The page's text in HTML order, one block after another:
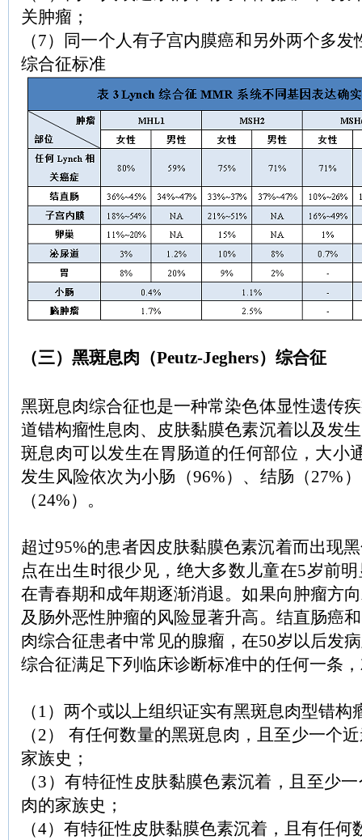
关肿瘤；
（7）同一个人有子宫内膜癌和另外两个多发
综合征标准
（三）黑斑息肉（Peutz-Jeghers）综合征
黑斑息肉综合征也是一种常染色体显性遗传
道错构瘤性息肉、皮肤黏膜色素沉着以及发
斑息肉可以发生在胃肠道的任何部位，大小
发生风险依次为小肠（96%）、结肠（27%
（24%）。
超过95%的患者因皮肤黏膜色素沉着而出现
点在出生时很少见，绝大多数儿童在5岁前
在青春期和成年期逐渐消退。如果向肿瘤方
及肠外恶性肿瘤的风险显著升高。结直肠癌
肉综合征患者中常见的腺瘤，在50岁以后发
综合征满足下列临床诊断标准中的任何一条
（1）两个或以上组织证实有黑斑息肉型错构
（2） 有任何数量的黑斑息肉，且至少一个
家族史；
（3）有特征性皮肤黏膜色素沉着，且至少
肉的家族史；
（4）有特征性皮肤黏膜色素沉着，且有任何